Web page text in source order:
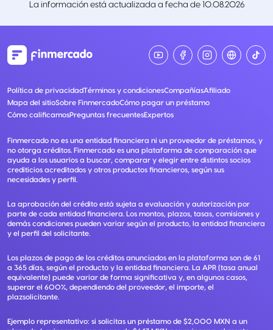
La información está actualizada a fecha de 10.08.2026
Política de privacidadTérminos y condicionesCompañíasAfiliado
Mapa del sitioSobre FinmercadoCómo pagar un préstamo
Cómo calificamosPreguntas frecuentesExpertos
Finmercado no es una entidad financiera ni un proveedor de préstamos, y
no otorga créditos. Finmercado es una plataforma de comparación que
ayuda a los usuarios a buscar, comparar y elegir entre distintos socios
crediticios acreditados y otros productos financieros, según sus
necesidades y perfil.
La aprobación del crédito está sujeta a evaluación y autorización por
parte de cada entidad financiera. Los montos, plazos, tasas, comisiones y
demás condiciones pueden variar según el producto, la entidad financiera
y el perfil del solicitante.
Los plazos de pago de los créditos anunciados en la plataforma son de 61
a 365 días, según el producto y la entidad financiera. La APR (tasa anual
equivalente) puede variar de forma significativa y, en algunos casos,
superar el 600%, dependiendo del proveedor, el importe, el
plazsolicitante.
Ejemplo representativo: si solicitas un préstamo de $2,000 MXN a un